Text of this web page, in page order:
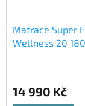
Matrace Super
Wellness 20
14 990 Kč